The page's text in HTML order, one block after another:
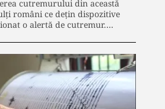
cutremurului din această
români ce dețin dispozitive
o alertă de cutremur.…